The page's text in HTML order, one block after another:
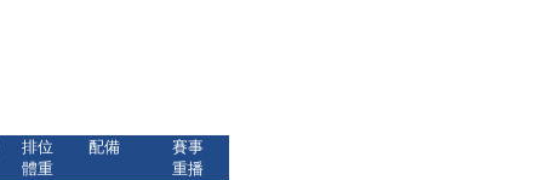
排位
體重
配備
賽事
重播